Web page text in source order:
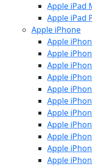
Apple iPad
Apple iPad
Apple iPhone
Apple
Apple
Apple
Apple
Apple
Apple
Apple
Apple
Apple
Apple
Apple